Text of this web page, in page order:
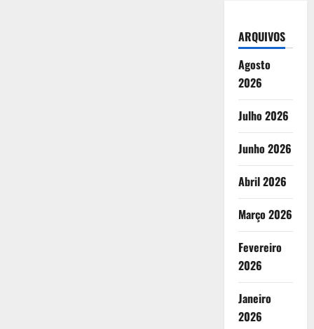
ARQUIVOS
Agosto
2026
Julho 2026
Junho 2026
Abril 2026
Março 2026
Fevereiro
2026
Janeiro
2026